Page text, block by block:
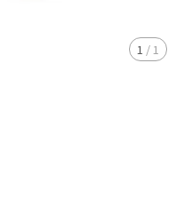
1 / 1